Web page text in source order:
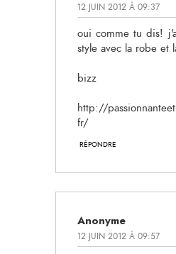
12 JUIN 2012 À 09:37
oui comme tu dis!
style avec la robe et
bizz
http://
fr/
RÉPONDRE
Anonyme
12 JUIN 2012 À 09:57